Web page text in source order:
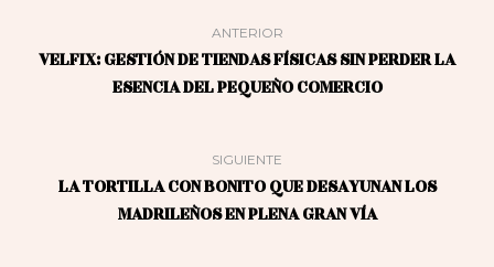
ANTERIOR
VELFIX: GESTIÓN DE TIENDAS FÍSICAS SIN PERDER LA
ESENCIA DEL PEQUEÑO COMERCIO
SIGUIENTE
LA TORTILLA CON BONITO QUE DESAYUNAN LOS
MADRILEÑOS EN PLENA GRAN VÍA